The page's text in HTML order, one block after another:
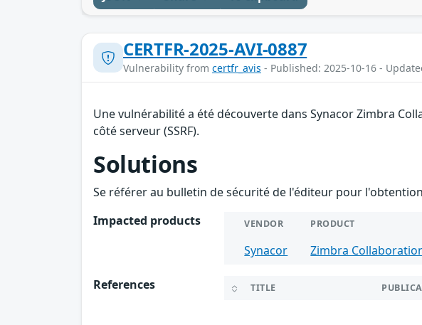
CERTFR-2025-AVI-0887
Vulnerability from certfr_avis - Published: 2025-10-16 -
Une vulnérabilité a été découverte dans Synacor Zimbra
côté serveur (SSRF).
Solutions
Se référer au bulletin de sécurité de l'éditeur pour
Impacted products
VENDOR PRODUCT
Synacor Zimbra
References TITLE